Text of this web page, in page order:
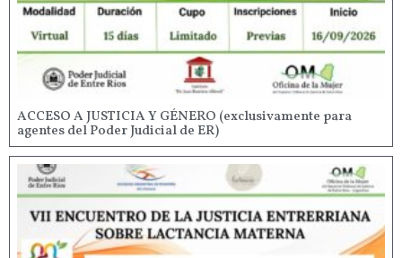
ACCESO A JUSTICIA Y GÉNERO (exclusivamente para
agentes del Poder Judicial de ER)